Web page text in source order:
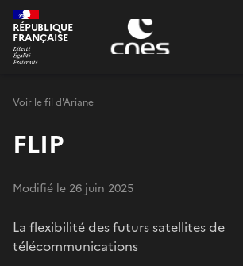
Panneau de gestion des cookies
RÉPUBLIQUE
FRANÇAISE
Voir le fil d'Ariane
FLIP
Modifié le 26 juin 2025
La flexibilité des futurs satellites de
télécommunications